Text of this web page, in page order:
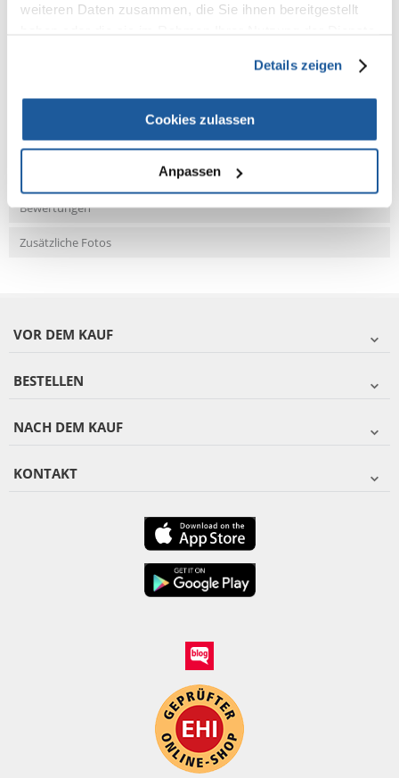
weiteren Daten zusammen, die Sie ihnen bereitgestellt
Details zeigen
Cookies zulassen
Anpassen
Fragen und Antworten (FAQ)
Bewertungen
Zusätzliche Fotos
VOR DEM KAUF
BESTELLEN
NACH DEM KAUF
KONTAKT